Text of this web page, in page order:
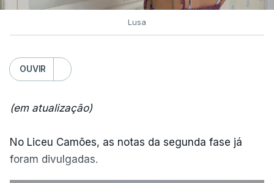
Lusa
OUVIR
(em atualização)
No Liceu Camões, as notas da segunda fase já
foram divulgadas.